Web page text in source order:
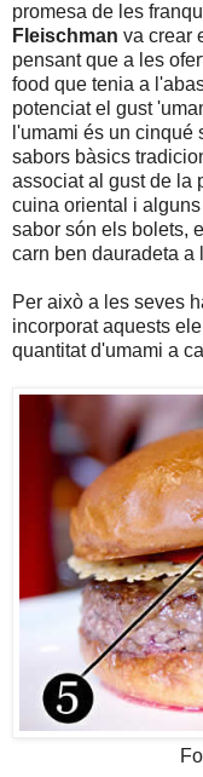
promesa de les
Fleischman va crear
pensant que a les
food que tenia a
potenciat el gust
l'umami és un cinqué
sabors bàsics
associat al gust de la
cuina oriental i
sabor són els bolets,
carn ben dauradeta a
Per això a les seves
incorporat aquests
quantitat d'umami a